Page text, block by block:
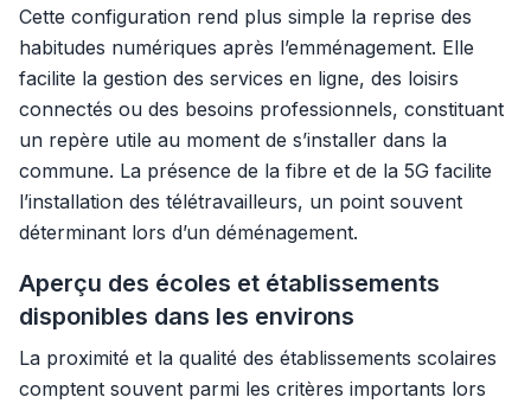
Cette configuration rend plus simple la reprise des
habitudes numériques après l’emménagement. Elle
facilite la gestion des services en ligne, des loisirs
connectés ou des besoins professionnels, constituant
un repère utile au moment de s’installer dans la
commune. La présence de la fibre et de la 5G facilite
l’installation des télétravailleurs, un point souvent
déterminant lors d’un déménagement.
Aperçu des écoles et établissements
disponibles dans les environs
La proximité et la qualité des établissements scolaires
comptent souvent parmi les critères importants lors